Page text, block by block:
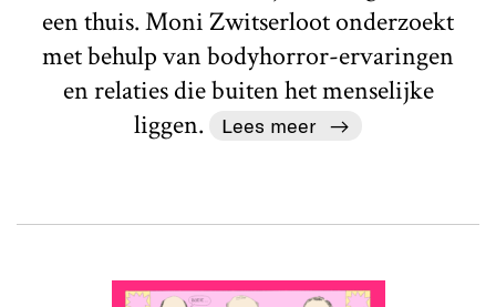
een thuis. Moni Zwitserloot onderzoekt
met behulp van bodyhorror-ervaringen
en relaties die buiten het menselijke
liggen.
Lees meer